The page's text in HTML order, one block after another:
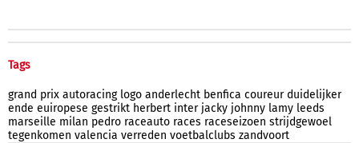
Tags
grand prix autoracing logo anderlecht benfica coureur duidelijker
ende euiropese gestrikt herbert inter jacky johnny lamy leeds
marseille milan pedro raceauto races raceseizoen strijdgewoel
tegenkomen valencia verreden voetbalclubs zandvoort